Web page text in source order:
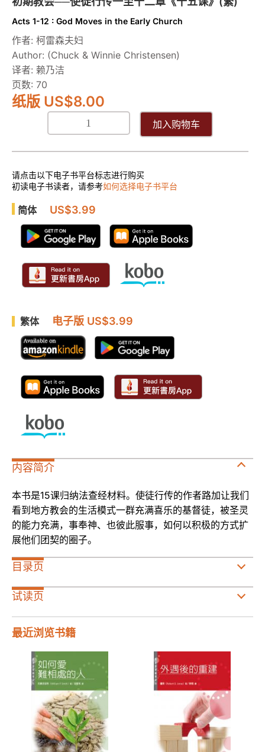
Acts 1-12 : God Moves in the Early Church
作者: 柯雷森夫妇
Author: (Chuck & Winnie Christensen)
译者: 赖乃洁
页数: 70
纸版 US$8.00
五
課》
数
量
加入购物车
请点击以下电子书平台标志进行购买
初读电子书读者，请参考如何选择电子书平台
简体 US$3.99
繁体 电子版 US$3.99
内容简介
本书是15课归纳法查经材料。使徒行传的作者路加让我们
看到地方教会的生活模式一群充满喜乐的基督徒，被圣灵
的能力充满，事奉神、也彼此服事，如何以积极的方式扩
展他们团契的圈子。
目录页
试读页
最近浏览书籍